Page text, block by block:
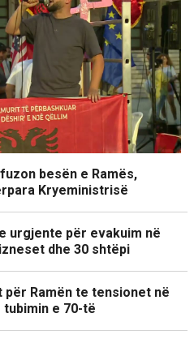
besën e Ramës,
Kryeministrisë
urgjente për evakuim në
dhe 30 shtëpi
për Ramën te tensionet në
e 70-të